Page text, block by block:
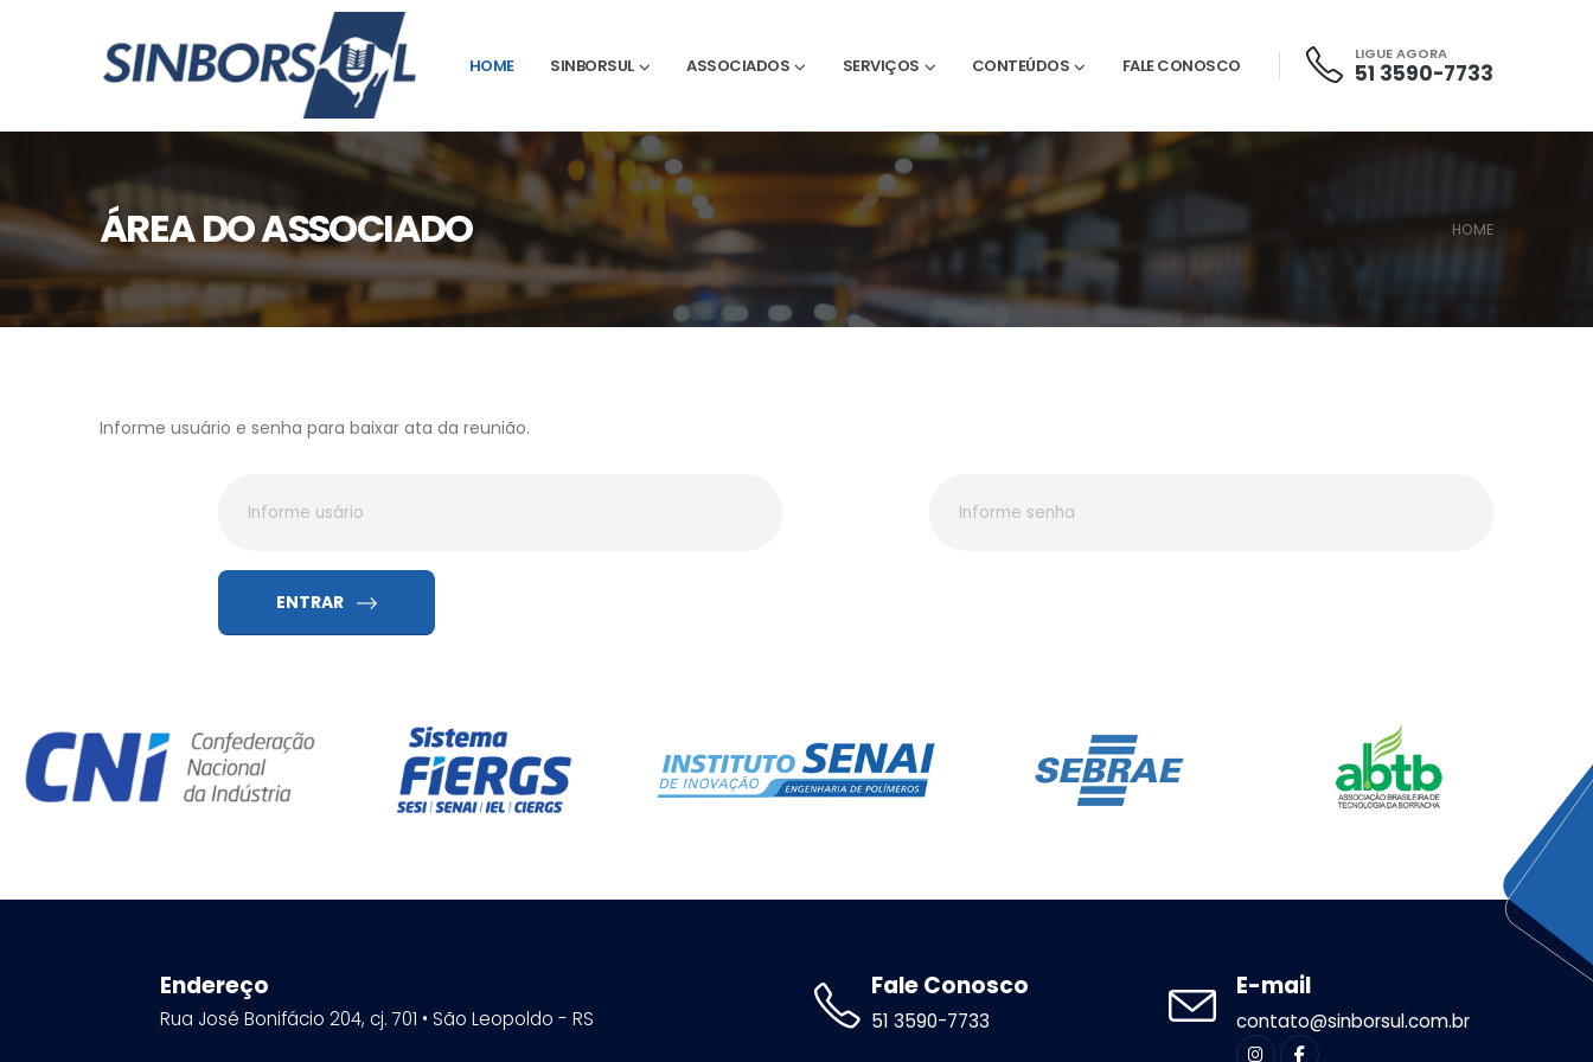
HOME SINBORSUL ASSOCIADOS SERVIÇOS CONTEÚDOS FALE CONOSCO
LIGUE AGORA
51 3590-7733
ÁREA DO ASSOCIADO HOME
Informe usuário e senha para baixar ata da reunião.
ENTRAR
Endereço
Rua José Bonifácio 204, cj. 701 • São Leopoldo - RS
Fale Conosco
51 3590-7733
E-mail
contato@sinborsul.com.br